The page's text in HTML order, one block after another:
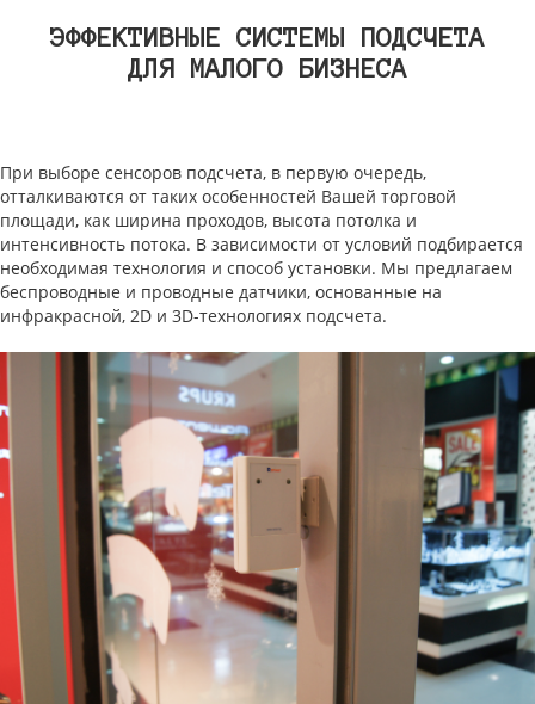
ЭФФЕКТИВНЫЕ СИСТЕМЫ ПОДСЧЕТА
ДЛЯ МАЛОГО БИЗНЕСА
При выборе сенсоров подсчета, в первую очередь,
отталкиваются от таких особенностей Вашей торговой
площади, как ширина проходов, высота потолка и
интенсивность потока. В зависимости от условий подбирается
необходимая технология и способ установки. Мы предлагаем
беспроводные и проводные датчики, основанные на
инфракрасной, 2D и 3D-технологиях подсчета.